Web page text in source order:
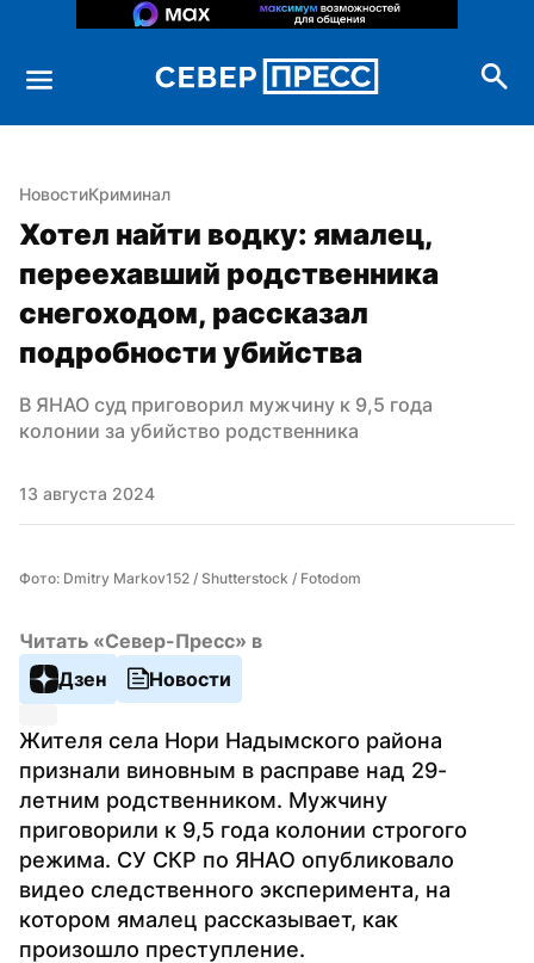
НовостиКриминал
Хотел найти водку: ямалец,
переехавший родственника
снегоходом, рассказал
подробности убийства
В ЯНАО суд приговорил мужчину к 9,5 года
колонии за убийство родственника
13 августа 2024
Фото: Dmitry Markov152 / Shutterstock / Fotodom
Читать «Север-Пресс» в
Дзен
Новости
Жителя села Нори Надымского района
признали виновным в расправе над 29-
летним родственником. Мужчину
приговорили к 9,5 года колонии строгого
режима. СУ СКР по ЯНАО опубликовало
видео следственного эксперимента, на
котором ямалец рассказывает, как
произошло преступление.